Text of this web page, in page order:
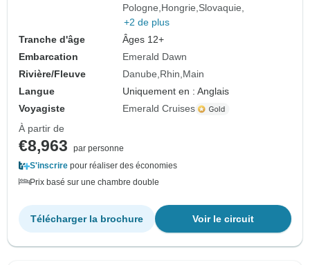
Pologne Hongrie Slovaquie
+2 de plus
Tranche d'âge
Âges 12+
Embarcation
Emerald Dawn
Rivière/Fleuve
Danube Rhin Main
Langue
Uniquement en : Anglais
Voyagiste
Emerald Cruises
À partir de
€8,963
par personne
S'inscrire pour réaliser des économies
Prix basé sur une chambre double
Voir le circuit
Télécharger la brochure